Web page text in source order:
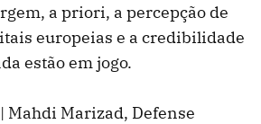
a priori, a percepção de
europeias e a credibilidade
estão em jogo.
Mahdi Marizad, Defense